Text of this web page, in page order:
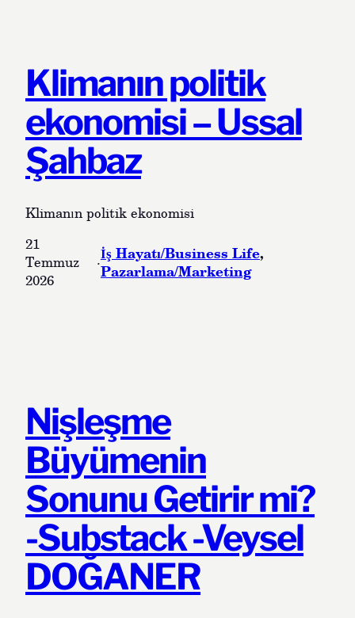
Klimanın politik
ekonomisi – Ussal
Şahbaz
Klimanın politik ekonomisi
21
Temmuz
2026
·İş Hayatı/Business Life
Pazarlama/Marketing
Nişleşme
Büyümenin
Sonunu Getirir mi?
-Substack -Veysel
DOĞANER